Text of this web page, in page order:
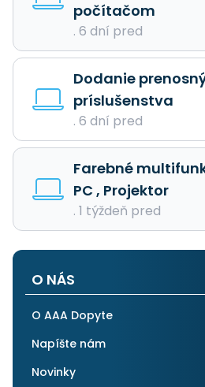
počítačom
. 6 dní pred
Dodanie
príslušenstva
. 6 dní pred
Farebné
PC , Projektor
. 1 týždeň pred
O NÁS
O AAA Dopyte
Napíšte nám
Novinky